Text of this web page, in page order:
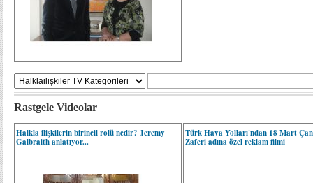
Rastgele Videolar
Halkla ilişkilerin birincil rolü nedir? Jeremy
Galbraith anlatıyor...
Türk Hava Yolları'ndan 18 Mart
Zaferi adına özel reklam filmi